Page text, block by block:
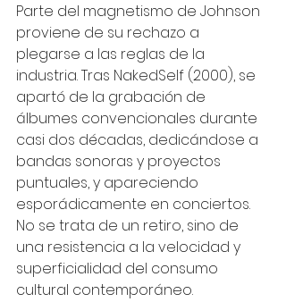
Parte del magnetismo de Johnson
proviene de su rechazo a
plegarse a las reglas de la
industria. Tras NakedSelf (2000), se
apartó de la grabación de
álbumes convencionales durante
casi dos décadas, dedicándose a
bandas sonoras y proyectos
puntuales, y apareciendo
esporádicamente en conciertos.
No se trata de un retiro, sino de
una resistencia a la velocidad y
superficialidad del consumo
cultural contemporáneo.